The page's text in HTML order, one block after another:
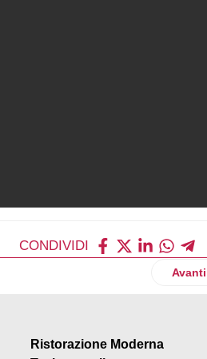
CONDIVIDI
Avanti
Ristorazione Moderna